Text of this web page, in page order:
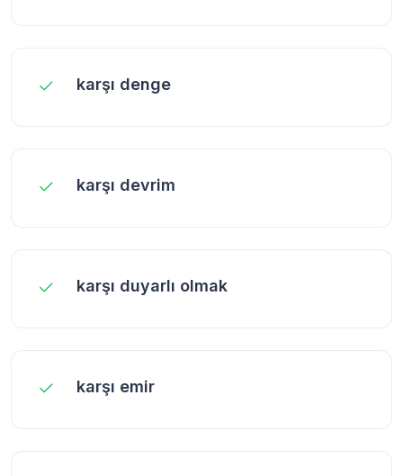
karşı denge
karşı devrim
karşı duyarlı olmak
karşı emir